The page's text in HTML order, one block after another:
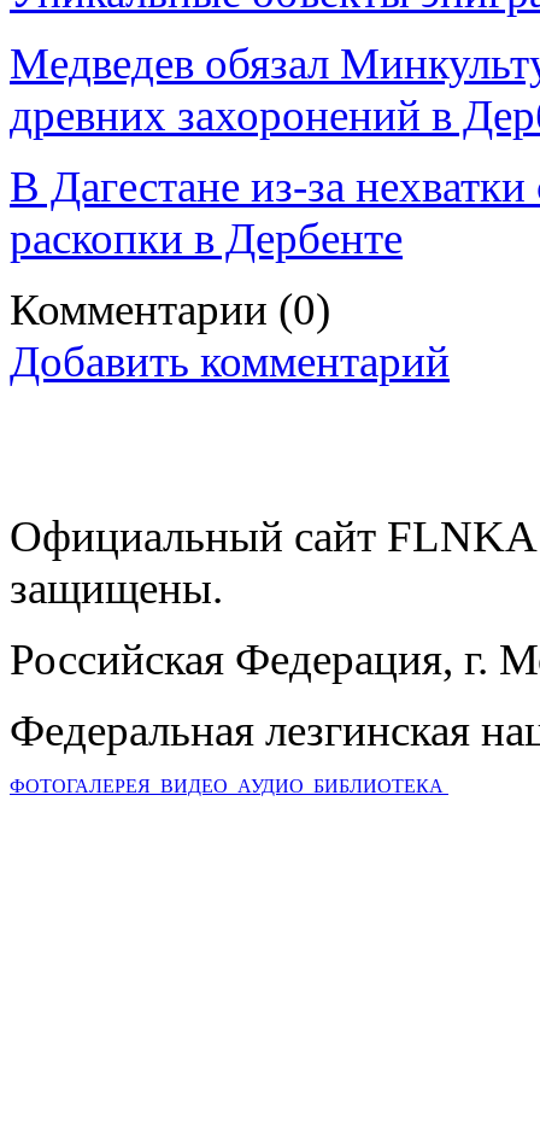
Медведев обязал
древних захоронений в
В Дагестане из-за
раскопки в Дербенте
Комментарии (0)
Добавить комментарий
Официальный сайт
защищены.
Российская Федерация, г.
Федеральная лезгинская
ФОТОГАЛЕРЕЯ ВИДЕО АУДИО БИБЛИОТЕКА